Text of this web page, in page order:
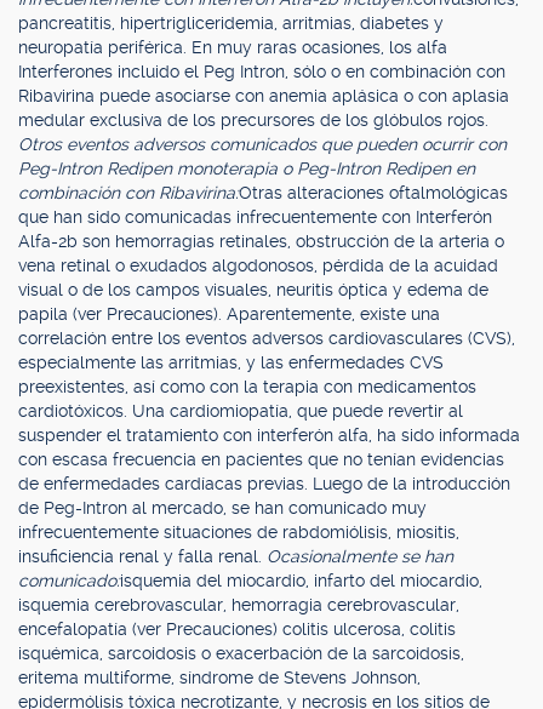
pancreatitis, hipertrigliceridemia, arritmias, diabetes y
neuropatía periférica. En muy raras ocasiones, los alfa
Interferones incluido el Peg Intron, sólo o en combinación con
Ribavirina puede asociarse con anemia aplásica o con aplasia
medular exclusiva de los precursores de los glóbulos rojos.
Otros eventos adversos comunicados que pueden ocurrir con
Peg-Intron Redipen monoterapia o Peg-Intron Redipen en
combinación con Ribavirina:Otras alteraciones oftalmológicas
que han sido comunicadas infrecuentemente con Interferón
Alfa-2b son hemorragias retinales, obstrucción de la arteria o
vena retinal o exudados algodonosos, pérdida de la acuidad
visual o de los campos visuales, neuritis óptica y edema de
papila (ver Precauciones). Aparentemente, existe una
correlación entre los eventos adversos cardiovasculares (CVS),
especialmente las arritmias, y las enfermedades CVS
preexistentes, así como con la terapia con medicamentos
cardiotóxicos. Una cardiomiopatía, que puede revertir al
suspender el tratamiento con interferón alfa, ha sido informada
con escasa frecuencia en pacientes que no tenían evidencias
de enfermedades cardíacas previas. Luego de la introducción
de Peg-Intron al mercado, se han comunicado muy
infrecuentemente situaciones de rabdomiólisis, miositis,
insuficiencia renal y falla renal. Ocasionalmente se han
comunicado:isquemia del miocardio, infarto del miocardio,
isquemia cerebrovascular, hemorragia cerebrovascular,
encefalopatía (ver Precauciones) colitis ulcerosa, colitis
isquémica, sarcoidosis o exacerbación de la sarcoidosis,
eritema multiforme, síndrome de Stevens Johnson,
epidermólisis tóxica necrotizante, y necrosis en los sitios de